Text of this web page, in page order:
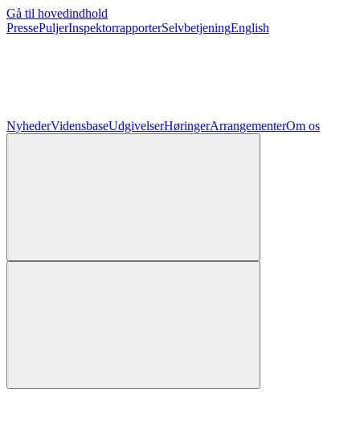
Gå til hovedindhold
PressePuljerInspektorrapporterSelvbetjeningEnglish
NyhederVidensbaseUdgivelserHøringerArrangementerOm os